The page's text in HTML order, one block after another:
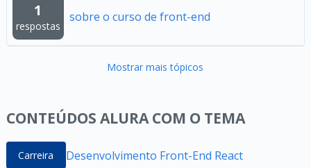
1
respostas
sobre o curso de front-end
Mostrar mais tópicos
CONTEÚDOS ALURA COM O TEMA
Carreira Desenvolvimento Front-End React